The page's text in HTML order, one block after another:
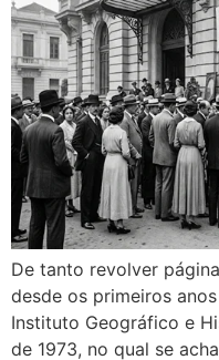
De tanto revolver
desde os primeiros
Instituto Geográfico e
de 1973, no qual se